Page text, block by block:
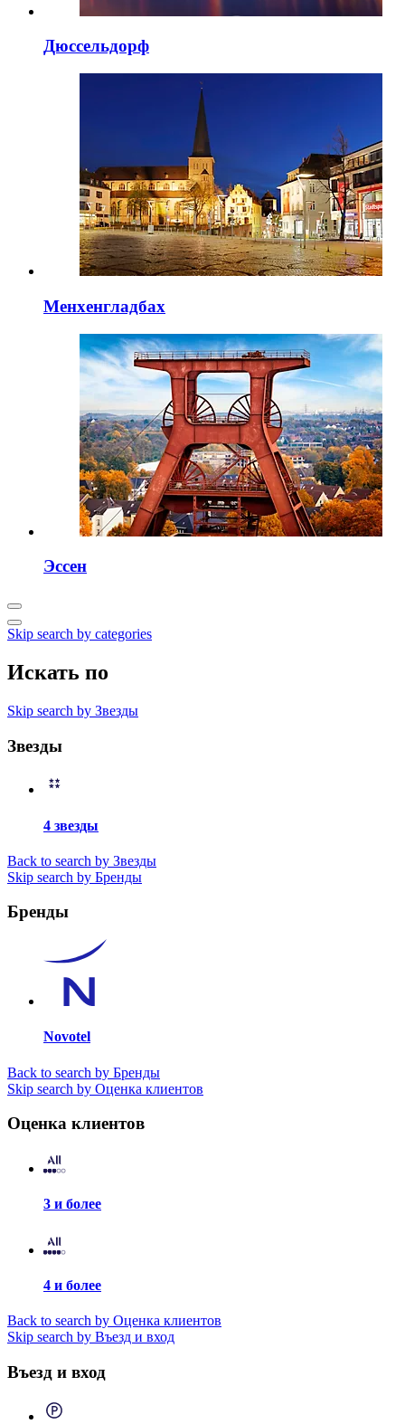
Дюссельдорф
Менхенгладбах
Эссен
Skip search by categories
Искать по
Skip search by Звезды
Звезды
4 звезды
Back to search by Звезды
Skip search by Бренды
Бренды
Novotel
Back to search by Бренды
Skip search by Оценка клиентов
Оценка клиентов
3 и более
4 и более
Back to search by Оценка клиентов
Skip search by Въезд и вход
Въезд и вход